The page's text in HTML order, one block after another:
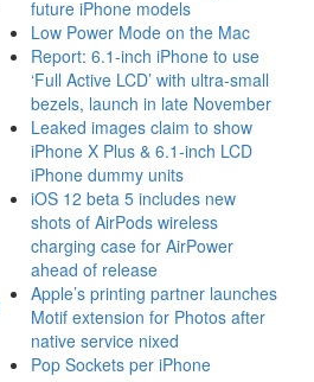
future iPhone models
Low Power Mode on the Mac
Report: 6.1-inch iPhone to use
‘Full Active LCD’ with ultra-small
bezels, launch in late November
Leaked images claim to show
iPhone X Plus & 6.1-inch LCD
iPhone dummy units
iOS 12 beta 5 includes new
shots of AirPods wireless
charging case for AirPower
ahead of release
Apple’s printing partner launches
Motif extension for Photos after
native service nixed
Pop Sockets per iPhone